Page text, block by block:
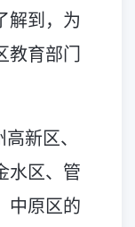
解到，为
教育部门
新区、
水区、管
中原区的